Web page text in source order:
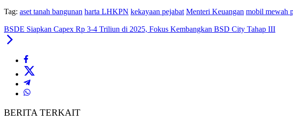
Tag: aset tanah bangunan harta LHKPN kekayaan pejabat Menteri Keuangan mobil mewah
BSDE Siapkan Capex Rp 3-4 Triliun di 2025, Fokus Kembangkan BSD City Tahap III
BERITA TERKAIT